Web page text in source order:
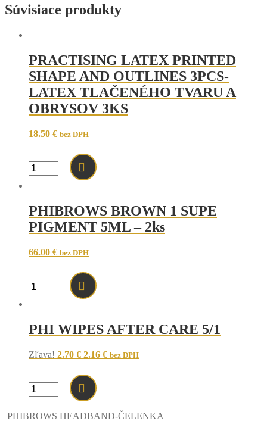
Súvisiace produkty
PRACTISING LATEX PRINTED
SHAPE AND OUTLINES 3PCS-
LATEX TLAČENÉHO TVARU A
OBRYSOV 3KS
18.50 € bez DPH
množstvo
PRACTISING
SHAPE
AND
OUTLINES
LATEX
A
OBRYSOV
PHIBROWS BROWN 1 SUPE
PIGMENT 5ML – 2ks
66.00 € bez DPH
množstvo
PHIBROWS
SUPE
PIGMENT
5ML
-
PHI WIPES AFTER CARE 5/1
Zľava! 2.70€ Original
was:
2.70 €.
2.16 €Current
bez DPH
množstvo
PHI
AFTER
PHIBROWS HEADBAND-ČELENKA